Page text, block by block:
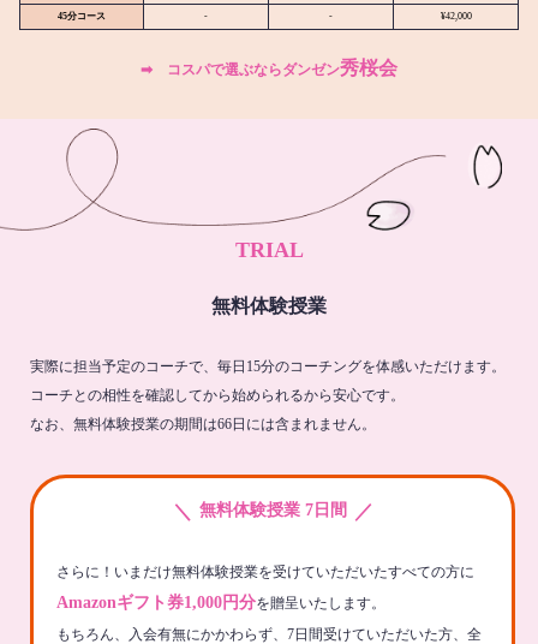
45分コース - - ¥42,000
➡︎ コスパで選ぶならダンゼン秀桜会
TRIAL
無料体験授業
実際に担当予定のコーチで、毎日15分のコーチングを体感いただけます。
コーチとの相性を確認してから始められるから安心です。
なお、無料体験授業の期間は66日には含まれません。
＼ 無料体験授業 7日間 ／
さらに！いまだけ無料体験授業を受けていただいたすべての方に
Amazonギフト券1,000円分を贈呈いたします。
もちろん、入会有無にかかわらず、7日間受けていただいた方、全